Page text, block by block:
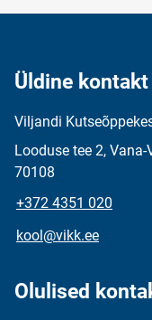
Üldine kontakt
Viljandi
Looduse tee 2,
70108
+372 4351 020
kool@vikk.ee
Olulised